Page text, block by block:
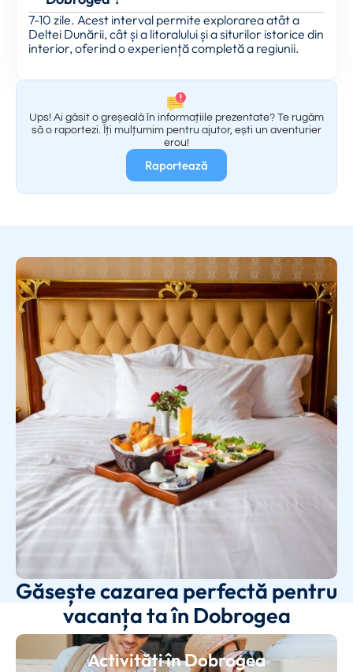
7-10 zile. Acest interval permite explorarea atât a
Deltei Dunării, cât și a litoralului și a siturilor istorice din
interior, oferind o experiență completă a regiunii.
Ups! Ai găsit o greșeală în informațiile prezentate? Te rugăm
să o raportezi. Îți mulțumim pentru ajutor, ești un aventurier
erou!
Raportează
Găsește cazarea perfectă pentru
vacanța ta în Dobrogea
Activități în Dobrogea